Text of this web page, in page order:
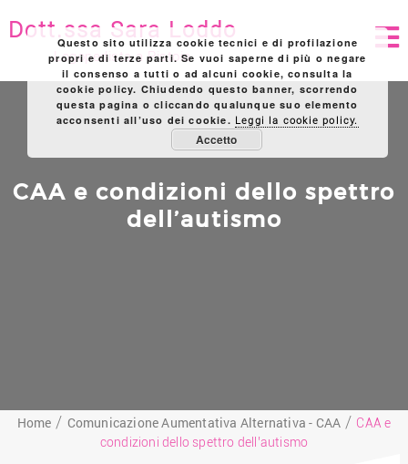
toDott.ssa Sara Loddo
Logopedista a Pistoia
CAA e condizioni dello spettro
dell’autismo
Home Comunicazione Aumentativa Alternativa - CAA
CAA e
condizioni dello spettro dell’autismo
Questo sito utilizza cookie tecnici e di profilazione
propri e di terze parti. Se vuoi saperne di più o negare
il consenso a tutti o ad alcuni cookie, consulta la
cookie policy. Chiudendo questo banner, scorrendo
questa pagina o cliccando qualunque suo elemento
acconsenti all’uso dei cookie. Leggi la cookie policy.
Accetto